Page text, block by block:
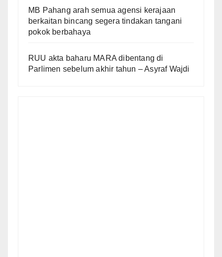
MB Pahang arah semua agensi kerajaan
berkaitan bincang segera tindakan tangani
pokok berbahaya
RUU akta baharu MARA dibentang di
Parlimen sebelum akhir tahun – Asyraf Wajdi